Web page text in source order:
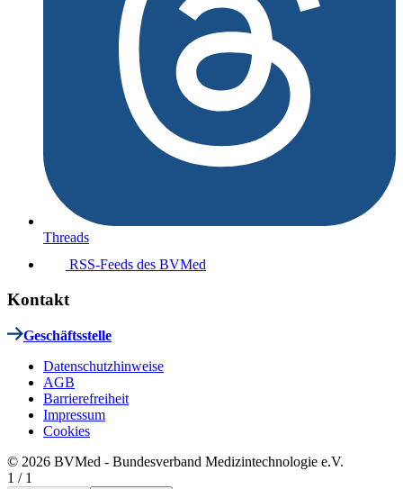
Threads
RSS-Feeds des BVMed
Kontakt
Geschäftsstelle
Datenschutzhinweise
AGB
Barrierefreiheit
Impressum
Cookies
© 2026 BVMed - Bundesverband Medizintechnologie e.V.
1 / 1